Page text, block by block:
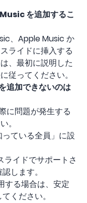
を追加するこ
、Apple Music か
ライドに挿入する
、最初に説明した
従ってください。
追加できないのは
に問題が発生する
。
ている全員」に設
イドでサポートさ
します。
する場合は、安定
ください。